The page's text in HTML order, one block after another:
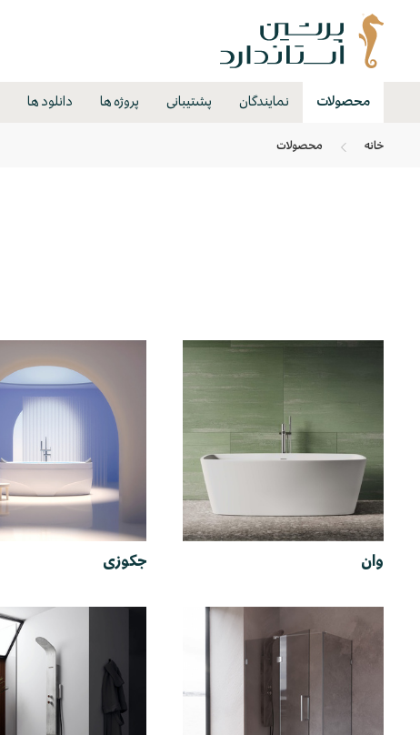
محصولات نمایندگان پشتیبانی پروژه ها دانلود ها
خانه محصولات
وان جکوزی